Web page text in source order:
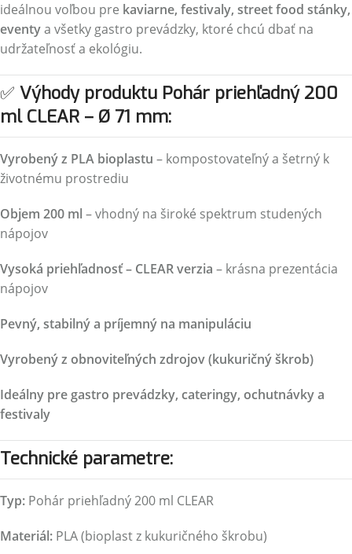
ideálnou voľbou pre kaviarne, festivaly, street food stánky,
eventya všetky gastro prevádzky, ktoré chcú dbať na
udržateľnosť a ekológiu.
✅ Výhody produktu Pohár priehľadný 200
ml CLEAR – Ø 71 mm:
Vyrobený z PLA bioplastu – kompostovateľný a šetrný k
životnému prostrediu
Objem 200 ml – vhodný na široké spektrum studených
nápojov
Vysoká priehľadnosť – CLEAR verzia – krásna prezentácia
nápojov
Pevný, stabilný a príjemný na manipuláciu
Vyrobený z obnoviteľných zdrojov (kukuričný škrob)
Ideálny pre gastro prevádzky, cateringy, ochutnávky a
festivaly
Technické parametre:
Typ: Pohár priehľadný 200 ml CLEAR
Materiál: PLA (bioplast z kukuričného škrobu)